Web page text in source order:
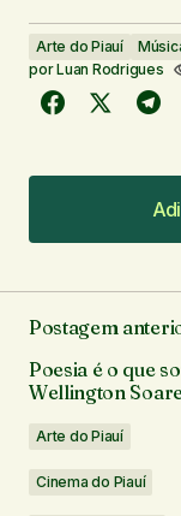
Arte do Piauí
porLuan Rodrigues
O seu
Campos
Comentário
Postagem
Poesia é o que
Wellington
Arte do Piauí
Cinema do Piauí